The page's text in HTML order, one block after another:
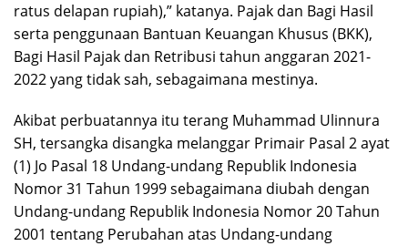
ratus delapan rupiah),” katanya. Pajak dan Bagi Hasil
serta penggunaan Bantuan Keuangan Khusus (BKK),
Bagi Hasil Pajak dan Retribusi tahun anggaran 2021-
2022 yang tidak sah, sebagaimana mestinya.
Akibat perbuatannya itu terang Muhammad Ulinnura
SH, tersangka disangka melanggar Primair Pasal 2 ayat
(1) Jo Pasal 18 Undang-undang Republik Indonesia
Nomor 31 Tahun 1999 sebagaimana diubah dengan
Undang-undang Republik Indonesia Nomor 20 Tahun
2001 tentang Perubahan atas Undang-undang